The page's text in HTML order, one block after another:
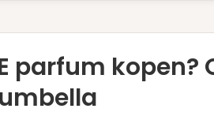
parfum